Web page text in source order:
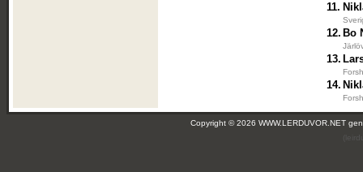
11.
12. Bo
13.
14.
Copyright © 2026 WWW.LERDUVOR.NET